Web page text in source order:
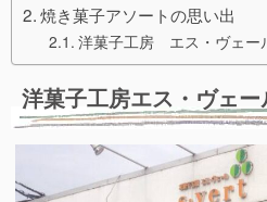
焼き菓子アソートの思い出
洋菓子工房 エス・ヴェー
洋菓子工房エス・ヴェー